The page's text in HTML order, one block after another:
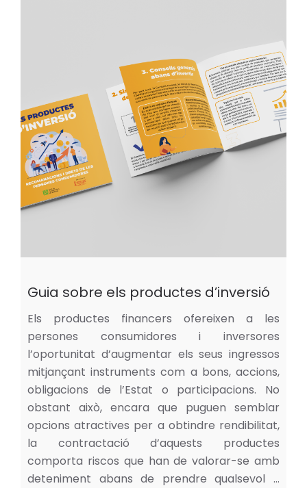
Guia sobre els productes d’inversió
Els productes financers ofereixen a les
persones consumidores i inversores
l’oportunitat d’augmentar els seus ingressos
mitjançant instruments com a bons, accions,
obligacions de l’Estat o participacions. No
obstant això, encara que puguen semblar
opcions atractives per a obtindre rendibilitat,
la contractació d’aquests productes
comporta riscos que han de valorar-se amb
deteniment abans de prendre qualsevol …